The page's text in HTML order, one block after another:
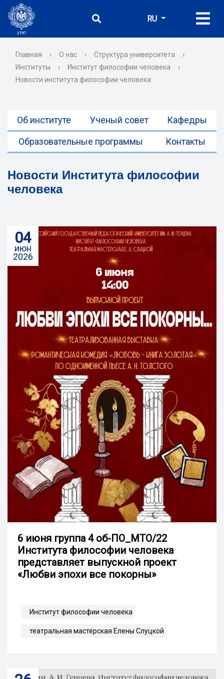
RU
Главная › О нас › Структура университета
›
Институты
› Институт философии человека
›
Новости института философии человека
Об институте Ученый совет Кафедры
Образовательные программы Контакты
Новости Института философии
человека
04
июн
2026
6 июня группа 4 об-ПО_МТО/22
Института философии человека
представляет выпускной проект
«Любви эпохи все покорны»
Институт философии человека
театральная мастерская Елены Слуцкой